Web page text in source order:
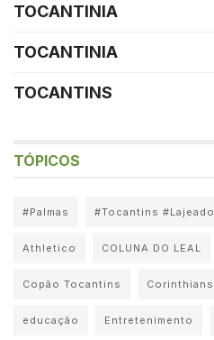
TOCANTINIA
TOCANTINIA
TOCANTINS
TÓPICOS
#Palmas #Tocantins #Lajeado
Athletico COLUNA DO LEAL
Copão Tocantins Corinthians
educação Entretenimento